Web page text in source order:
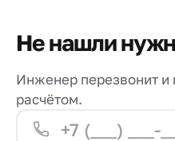
Не нашли
Инженер перезвонит
расчётом.